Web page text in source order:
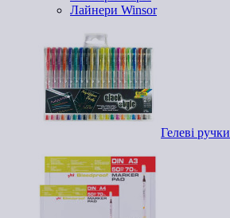
Лайнери Winsor
Гелеві ручки